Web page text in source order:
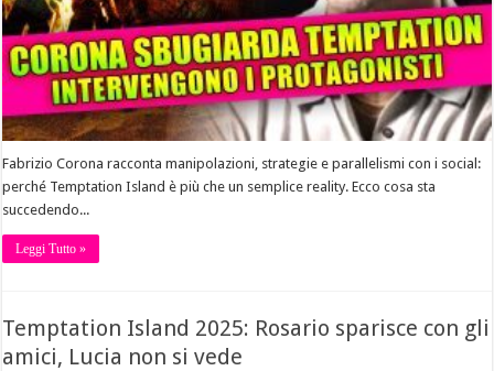
Fabrizio Corona racconta manipolazioni, strategie e parallelismi con i social:
perché Temptation Island è più che un semplice reality. Ecco cosa sta
succedendo...
Leggi Tutto »
Temptation Island 2025: Rosario sparisce con gli
amici, Lucia non si vede